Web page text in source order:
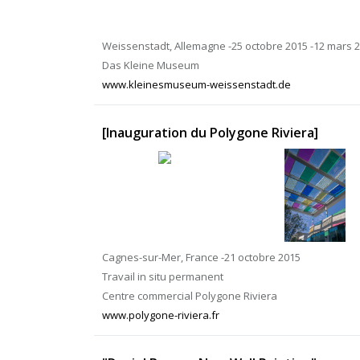
Weissenstadt, Allemagne -25 octobre 2015 -12 mars
Das Kleine Museum
www.kleinesmuseum-weissenstadt.de
[Inauguration du Polygone Riviera]
Cagnes-sur-Mer, France -21 octobre 2015
Travail in situ permanent
Centre commercial Polygone Riviera
www.polygone-riviera.fr